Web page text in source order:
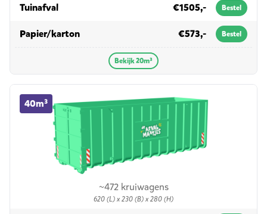
Tuinafvalin 20m³ €1505,- Bestel
Papier/kartonin 20m³ €573,- Bestel
Bekijk 20m³
~472 kruiwagens
620 (L) x 230 (B) x 280 (H)
40m³
40m³ container huren